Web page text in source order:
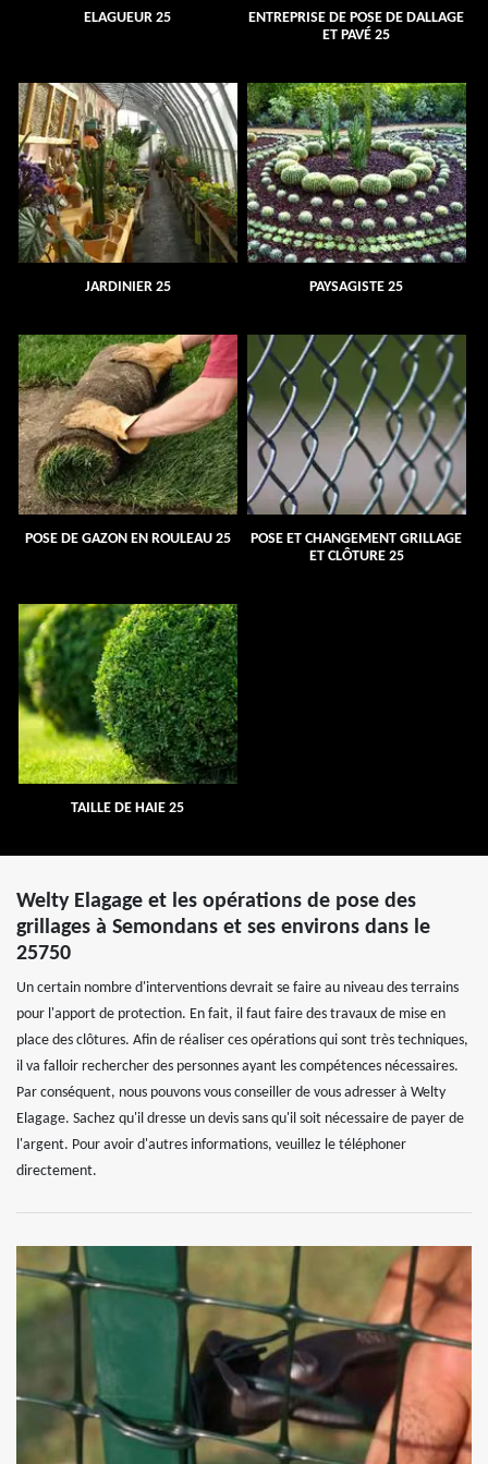
ELAGUEUR 25
ENTREPRISE DE POSE DE DALLAGE
ET PAVÉ 25
JARDINIER 25 PAYSAGISTE 25
POSE DE GAZON EN ROULEAU 25
POSE ET CHANGEMENT GRILLAGE
ET CLÔTURE 25
TAILLE DE HAIE 25
Welty Elagage et les opérations de pose des
grillages à Semondans et ses environs dans le
25750
Un certain nombre d'interventions devrait se faire au niveau des terrains
pour l'apport de protection. En fait, il faut faire des travaux de mise en
place des clôtures. Afin de réaliser ces opérations qui sont très techniques,
il va falloir rechercher des personnes ayant les compétences nécessaires.
Par conséquent, nous pouvons vous conseiller de vous adresser à Welty
Elagage. Sachez qu'il dresse un devis sans qu'il soit nécessaire de payer de
l'argent. Pour avoir d'autres informations, veuillez le téléphoner
directement.